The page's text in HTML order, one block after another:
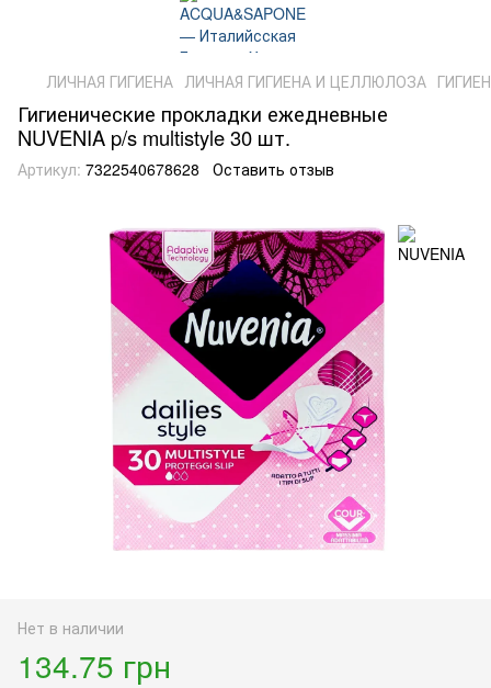
ЛИЧНАЯ ГИГИЕНА ЛИЧНАЯ ГИГИЕНА И ЦЕЛЛЮЛОЗА
Гигиенические прокладки ежедневные
NUVENIA p/s multistyle 30 шт.
Артикул: 7322540678628 Оставить отзыв
Нет в наличии
134.75 грн